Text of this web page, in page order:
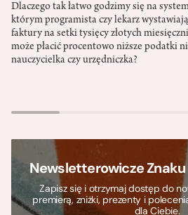
Dlaczego tak łatwo godzimy się na
którym programista czy lekarz
faktury na setki tysięcy złotych
może płacić procentowo niższe podatki
nauczycielka czy urzędniczka?
Newsletterowicze Znaku
Zapisz się i otrzymaj dostęp do
premierą, zniżki, prezenty i
dla Ciebie.